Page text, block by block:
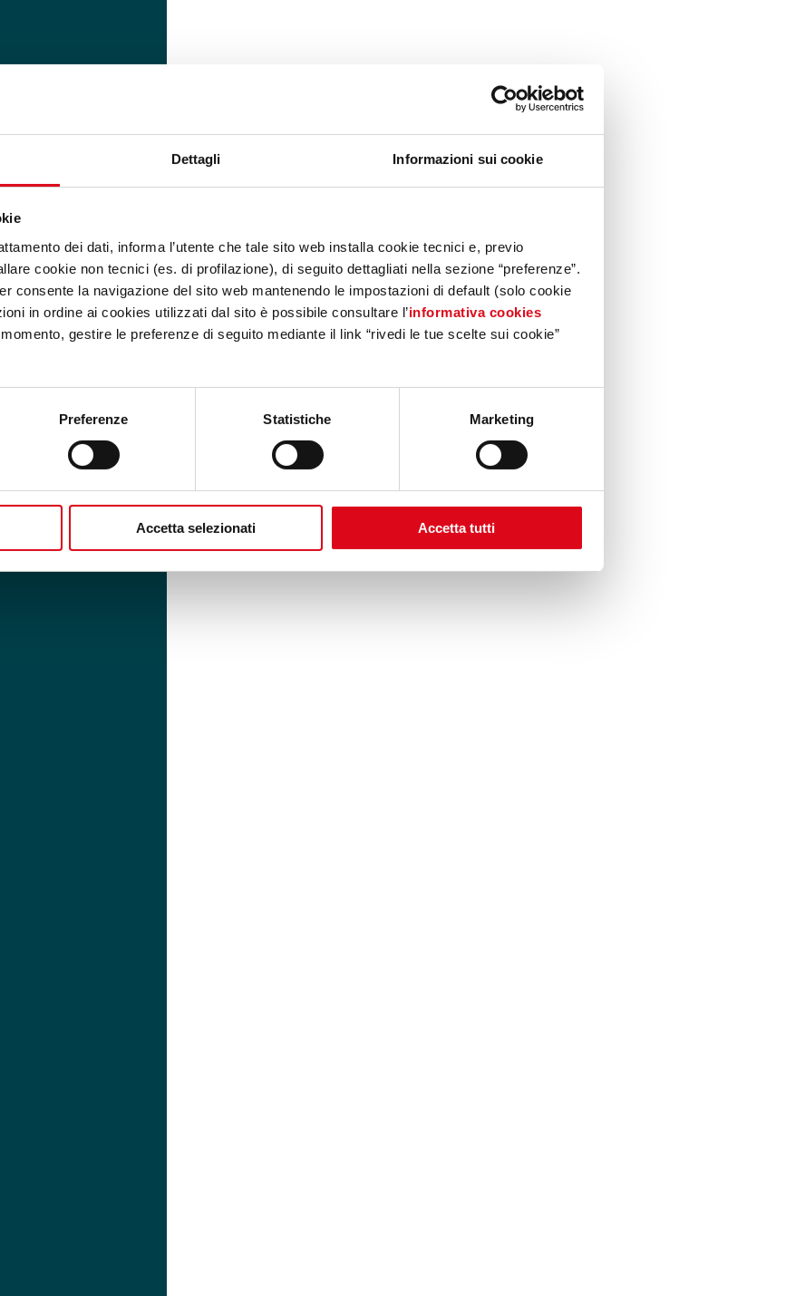
Dettagli Informazioni sui cookie
dei dati, informa l’utente che tale sito web installa cookie tecnici e, previo
cookie non tecnici (es. di profilazione), di seguito dettagliati nella sezione “preferenze”.
consente la navigazione del sito web mantenendo le impostazioni di default (solo cookie
in ordine ai cookies utilizzati dal sito è possibile consultare l’informativa cookies
gestire le preferenze di seguito mediante il link “rivedi le tue scelte sui cookie”
Preferenze Statistiche Marketing
Accetta selezionati Accetta tutti